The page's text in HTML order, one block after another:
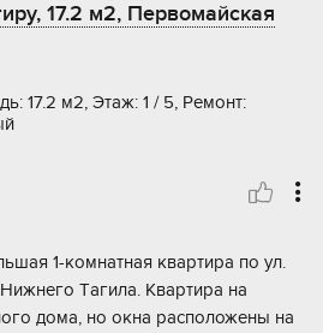
17.2 м2, Первомайская
17.2 м2, Этаж: 1 / 5, Ремонт:
1-комнатная квартирa по ул.
Tагила. Kвapтиpa нa
домa, но окна расположены на